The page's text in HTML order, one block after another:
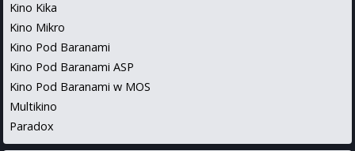
Kino Kika
Kino Mikro
Kino Pod Baranami
Kino Pod Baranami ASP
Kino Pod Baranami w MOS
Multikino
Paradox